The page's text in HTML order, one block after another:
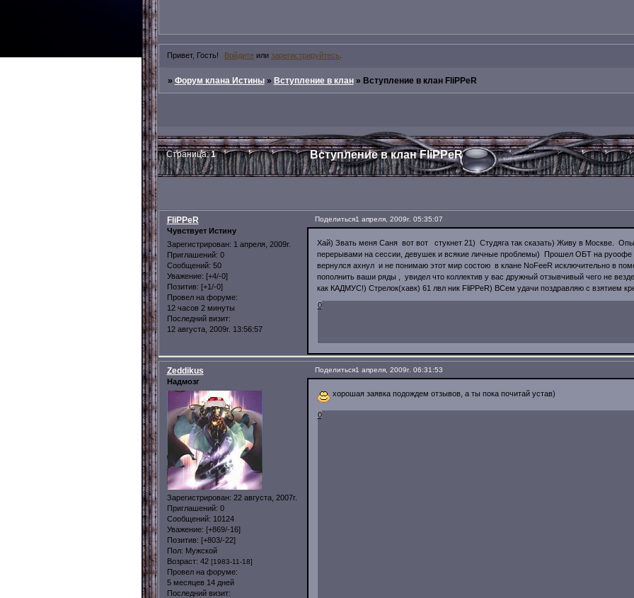
Привет, Гость! Войдите или зарегистрируйтесь
» Форум клана Истины » Вступление в клан » Вступление в клан FliPPeR
Вступление в клан FliPPeR
Страница:1
Поделиться1 апреля, 2009г. 05:35:07
FliPPeR
Чувствует Истину
Зарегистрирован: 1 апреля, 2009г.
Приглашений: 0
Сообщений: 50
Уважение: [+4/-0]
Позитив: [+1/-0]
Провел на форуме:
12 часов 2 минуты
Последний визит:
12 августа, 2009г. 13:56:57
Хай) Звать меня Саня вот вот стукнет 21) Студяга так сказать) Живу в Москве.
перерывами на сессии, девушек и всякие личные проблемы) Прошел ОБТ на руоофе
вернулся ахнул и не понимаю этот мир состою в клане NoFeeR исключительно в
пополнить ваши ряды , увидел что коллектив у вас дружный отзывчивый чего не
как КАДМУС!) Стрелок(хавк) 61 лвл ник FliPPeR) ВСем удачи поздравляю с взятием
0
Поделиться1 апреля, 2009г. 06:31:53
Zeddikus
Надмозг
Зарегистрирован: 22 августа, 2007г.
Приглашений: 0
Сообщений: 10124
Уважение: [+869/-16]
Позитив: [+803/-22]
Пол: Мужской
Возраст: 42 [1983-11-18]
Провел на форуме:
5 месяцев 14 дней
Последний визит:
хорошая заявка подождем отзывов, а ты пока почитай устав)
0